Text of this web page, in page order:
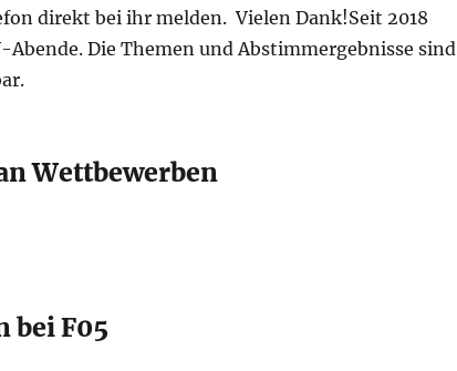
direkt bei ihr melden. Vielen Dank!Seit 2018
Die Themen und Abstimmergebnisse sind
Wettbewerben
bei F05